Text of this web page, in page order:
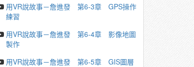
用VR說故事－詹進發 第6-3章 GPS操作
練習
用VR說故事－詹進發 第6-4章 影像地圖
製作
用VR說故事－詹進發 第6-5章 GIS圖層